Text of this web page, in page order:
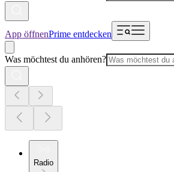
App öffnenPrime entdecken
Was möchtest du anhören?
Radio